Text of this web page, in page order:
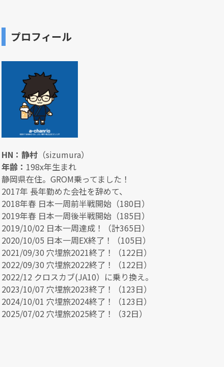
プロフィール
HN：静村 （sizumura）
年齢： 198x年生まれ
静岡県在住。GROM乗ってました！
2017年 長年勤めた会社を辞めて、
2018年春 日本一周前半戦開始（180日）
2019年春 日本一周後半戦開始（185日）
2019/10/02 日本一周達成！（計365日）
2020/10/05 日本一周EX終了！（105日）
2021/09/30 穴埋旅2021終了！（122日）
2022/09/30 穴埋旅2022終了！（122日）
2022/12 クロスカブ(JA10）に乗り換え。
2023/10/07 穴埋旅2023終了！（123日）
2024/10/01 穴埋旅2024終了！（123日）
2025/07/02 穴埋旅2025終了！（32日）